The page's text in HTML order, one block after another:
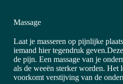
Massage
Laat je masseren op pijnlijke
iemand hier tegendruk
de pijn. Een massage van je
als de weeën sterker worden. Het
voorkomt verstijving van de